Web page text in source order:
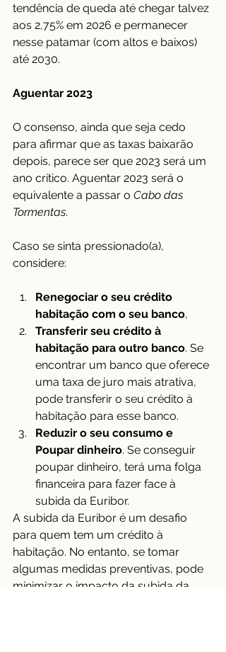
tendência de queda até chegar talvez
aos 2,75% em 2026 e permanecer
nesse patamar (com altos e baixos)
até 2030.
Aguentar 2023
O consenso, ainda que seja cedo
para afirmar que as taxas baixarão
depois, parece ser que 2023 será um
ano crítico. Aguentar 2023 será o
equivalente a passar o Cabo das
Tormentas.
Caso se sinta pressionado(a),
considere:
Renegociar o seu crédito
habitação com o seu banco,
Transferir seu crédito à
habitação para outro banco. Se
encontrar um banco que oferece
uma taxa de juro mais atrativa,
pode transferir o seu crédito à
habitação para esse banco.
Reduzir o seu consumo e
Poupar dinheiro. Se conseguir
poupar dinheiro, terá uma folga
financeira para fazer face à
subida da Euribor.
A subida da Euribor é um desafio
para quem tem um crédito à
habitação. No entanto, se tomar
algumas medidas preventivas, pode
minimizar o impacto da subida da